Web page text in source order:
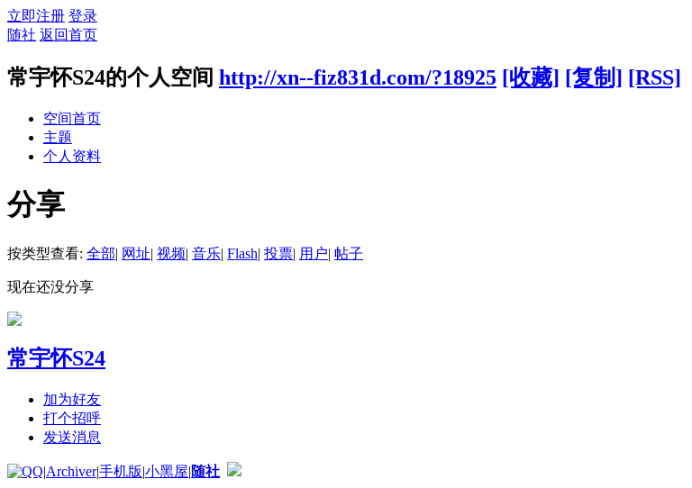
立即注册 登录
随社 返回首页
常宇怀S24的个人空间 http://xn--fiz831d.com/?18925 [收藏] [复制] [RSS]
空间首页
主题
个人资料
分享
按类型查看: 全部| 网址| 视频| 音乐| Flash| 投票| 用户| 帖子
现在还没分享
常宇怀S24
加为好友
打个招呼
发送消息
|Archiver|手机版|小黑屋|随社